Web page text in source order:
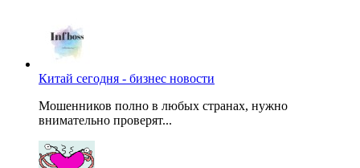
Китай сегодня - бизнес новости
Мошенников полно в любых странах, нужно
внимательно проверят...